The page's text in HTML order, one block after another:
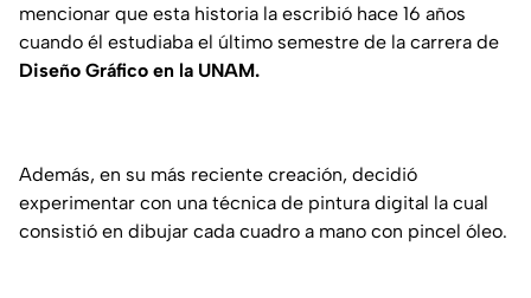
mencionar que esta historia la escribió hace 16 años
cuando él estudiaba el último semestre de la carrera de
Diseño Gráfico en la UNAM.
Además, en su más reciente creación, decidió
experimentar con una técnica de pintura digital la cual
consistió en dibujar cada cuadro a mano con pincel óleo.